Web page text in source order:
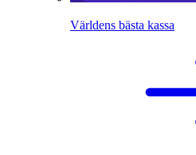
Världens bästa kassa